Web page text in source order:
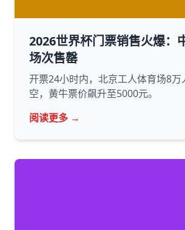
2026世界杯门票销售火爆：
场次售罄
开票24小时内，北京工人体育场8万
空，黄牛票价飙升至5000元。
阅读更多 →